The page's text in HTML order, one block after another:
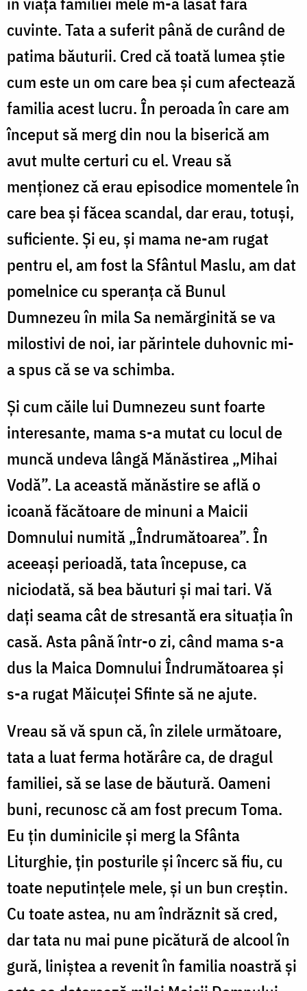
cuvinte. Tata a suferit până de curând de
patima băuturii. Cred că toată lumea știe
cum este un om care bea și cum afectează
familia acest lucru. În peroada în care am
început să merg din nou la biserică am
avut multe certuri cu el. Vreau să
menționez că erau episodice momentele în
care bea și făcea scandal, dar erau, totuși,
suficiente. Și eu, și mama ne-am rugat
pentru el, am fost la Sfântul Maslu, am dat
pomelnice cu speranța că Bunul
Dumnezeu în mila Sa nemărginită se va
milostivi de noi, iar părintele duhovnic mi-
a spus că se va schimba.
Și cum căile lui Dumnezeu sunt foarte
interesante, mama s-a mutat cu locul de
muncă undeva lângă Mănăstirea „Mihai
Vodă”. La această mănăstire se află o
icoană făcătoare de minuni a Maicii
Domnului numită „Îndrumătoarea”. În
aceeași perioadă, tata începuse, ca
niciodată, să bea băuturi și mai tari. Vă
dați seama cât de stresantă era situația în
casă. Asta până într-o zi, când mama s-a
dus la Maica Domnului Îndrumătoarea și
s-a rugat Măicuței Sfinte să ne ajute.
Vreau să vă spun că, în zilele următoare,
tata a luat ferma hotărâre ca, de dragul
familiei, să se lase de băutură. Oameni
buni, recunosc că am fost precum Toma.
Eu țin duminicile și merg la Sfânta
Liturghie, țin posturile și încerc să fiu, cu
toate neputințele mele, și un bun creștin.
Cu toate astea, nu am îndrăznit să cred,
dar tata nu mai pune picătură de alcool în
gură, liniștea a revenit în familia noastră și